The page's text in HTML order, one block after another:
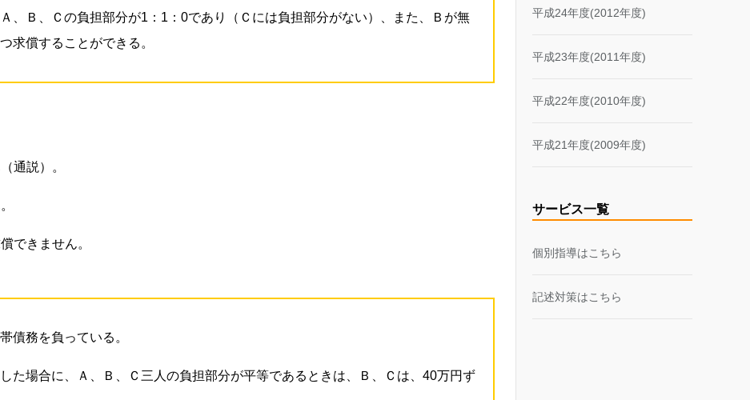
、Ｂ、Ｃの負担部分が1：1：0であり（Ｃには負担部分がない）、また、Ｂが無
求償することができる。
通説）。
できません。
債務を負っている。
た場合に、Ａ、Ｂ、Ｃ三人の負担部分が平等であるときは、Ｂ、Ｃは、40万円ず
平成24年度(2012年度)
平成23年度(2011年度)
平成22年度(2010年度)
平成21年度(2009年度)
サービス一覧
個別指導はこちら
記述対策はこちら